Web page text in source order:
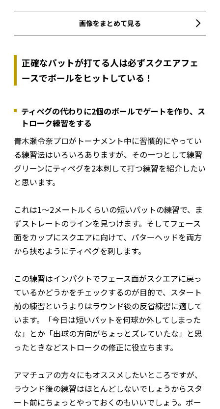
画像をまとめて見る
正確なパットが打てる人は必ずスクエアフェ
ースでボールをヒットしている！
ティペグの代わりに2個のボールでゲートを作り、ス
トローク練習をする
青木瀬令奈プロがトーナメント中に習慣的にやってい
る練習法はいろいろありますが、その一つとして練習
グリーンにティペグを2本刺して打つ練習を紹介したい
と思います。
これは1～2メートルくらいの短いパットの練習で、ま
ずストレートのラインを見つけます。そしてフェース
面をカップにスクエアに向けて、パターヘッドを両方
から挟むようにティペグを刺します。
この練習はインパクトでフェース面がスクエアに戻っ
ているかどうかをチェックするのが目的で、スタート
前の練習というよりはラウンド後の反省練習に適して
います。「今日は短いパットを何球か外してしまった
な」とか「出球の方向がちょっとズレていたな」と思
ったときなどストロークの修正に役立ちます。
アマチュアの方々にもオススメしたいところですが、
ラウンド後の練習はほとんどしないでしょうからスタ
ート前にちょっとやっておくのもいいでしょう。ボー